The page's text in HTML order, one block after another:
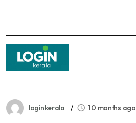
loginkerala 10 months ago